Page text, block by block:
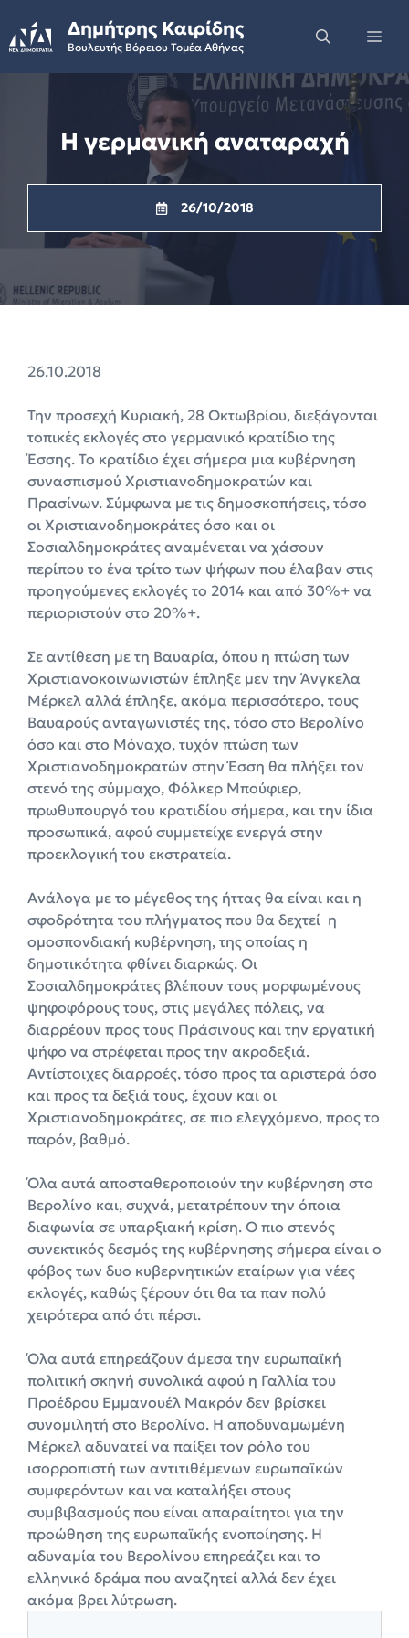
to
content
Δημήτρης Καιρίδης
Βουλευτής Βόρειου Τομέα Αθήνας
Η γερμανική αναταραχή
26/10/2018
26.10.2018
Την προσεχή Κυριακή, 28 Οκτωβρίου, διεξάγονται
τοπικές εκλογές στο γερμανικό κρατίδιο της
Έσσης. Το κρατίδιο έχει σήμερα μια κυβέρνηση
συνασπισμού Χριστιανοδημοκρατών και
Πρασίνων. Σύμφωνα με τις δημοσκοπήσεις, τόσο
οι Χριστιανοδημοκράτες όσο και οι
Σοσιαλδημοκράτες αναμένεται να χάσουν
περίπου το ένα τρίτο των ψήφων που έλαβαν στις
προηγούμενες εκλογές το 2014 και από 30%+ να
περιοριστούν στο 20%+.
Σε αντίθεση με τη Βαυαρία, όπου η πτώση των
Χριστιανοκοινωνιστών έπληξε μεν την Άνγκελα
Μέρκελ αλλά έπληξε, ακόμα περισσότερο, τους
Βαυαρούς ανταγωνιστές της, τόσο στο Βερολίνο
όσο και στο Μόναχο, τυχόν πτώση των
Χριστιανοδημοκρατών στην Έσση θα πλήξει τον
στενό της σύμμαχο, Φόλκερ Μπούφιερ,
πρωθυπουργό του κρατιδίου σήμερα, και την ίδια
προσωπικά, αφού συμμετείχε ενεργά στην
προεκλογική του εκστρατεία.
Ανάλογα με το μέγεθος της ήττας θα είναι και η
σφοδρότητα του πλήγματος που θα δεχτεί η
ομοσπονδιακή κυβέρνηση, της οποίας η
δημοτικότητα φθίνει διαρκώς. Οι
Σοσιαλδημοκράτες βλέπουν τους μορφωμένους
ψηφοφόρους τους, στις μεγάλες πόλεις, να
διαρρέουν προς τους Πράσινους και την εργατική
ψήφο να στρέφεται προς την ακροδεξιά.
Αντίστοιχες διαρροές, τόσο προς τα αριστερά όσο
και προς τα δεξιά τους, έχουν και οι
Χριστιανοδημοκράτες, σε πιο ελεγχόμενο, προς το
παρόν, βαθμό.
Όλα αυτά αποσταθεροποιούν την κυβέρνηση στο
Βερολίνο και, συχνά, μετατρέπουν την όποια
διαφωνία σε υπαρξιακή κρίση. Ο πιο στενός
συνεκτικός δεσμός της κυβέρνησης σήμερα είναι ο
φόβος των δυο κυβερνητικών εταίρων για νέες
εκλογές, καθώς ξέρουν ότι θα τα παν πολύ
χειρότερα από ότι πέρσι.
Όλα αυτά επηρεάζουν άμεσα την ευρωπαϊκή
πολιτική σκηνή συνολικά αφού η Γαλλία του
Προέδρου Εμμανουέλ Μακρόν δεν βρίσκει
συνομιλητή στο Βερολίνο. Η αποδυναμωμένη
Μέρκελ αδυνατεί να παίξει τον ρόλο του
ισορροπιστή των αντιτιθέμενων ευρωπαϊκών
συμφερόντων και να καταλήξει στους
συμβιβασμούς που είναι απαραίτητοι για την
προώθηση της ευρωπαϊκής ενοποίησης. Η
αδυναμία του Βερολίνου επηρεάζει και το
ελληνικό δράμα που αναζητεί αλλά δεν έχει
ακόμα βρει λύτρωση.